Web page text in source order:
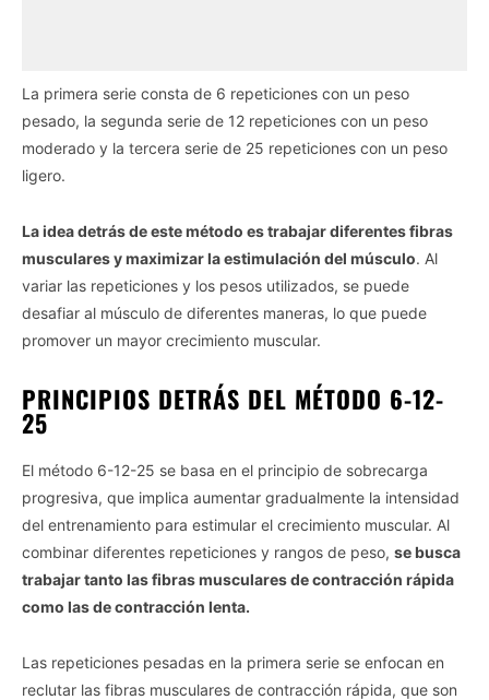
La primera serie consta de 6 repeticiones con un peso
pesado, la segunda serie de 12 repeticiones con un peso
moderado y la tercera serie de 25 repeticiones con un peso
ligero.
La idea detrás de este método es trabajar diferentes fibras
musculares y maximizar la estimulación del músculo. Al
variar las repeticiones y los pesos utilizados, se puede
desafiar al músculo de diferentes maneras, lo que puede
promover un mayor crecimiento muscular.
PRINCIPIOS DETRÁS DEL MÉTODO 6-12-
25
El método 6-12-25 se basa en el principio de sobrecarga
progresiva, que implica aumentar gradualmente la intensidad
del entrenamiento para estimular el crecimiento muscular. Al
combinar diferentes repeticiones y rangos de peso, se busca
trabajar tanto las fibras musculares de contracción rápida
como las de contracción lenta.
Las repeticiones pesadas en la primera serie se enfocan en
reclutar las fibras musculares de contracción rápida, que son